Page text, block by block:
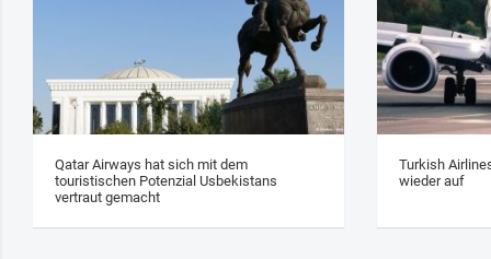
Qatar Airways hat sich mit dem
touristischen Potenzial Usbekistans
vertraut gemacht
Turkish
wieder auf